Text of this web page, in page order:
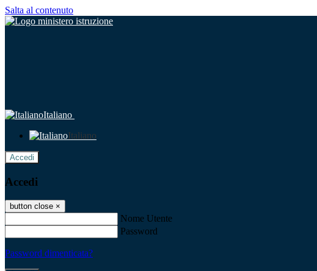
Salta al contenuto
Italiano
Italiano
Accedi
Accedi
button close ×
Nome Utente
Password
Password dimenticata?